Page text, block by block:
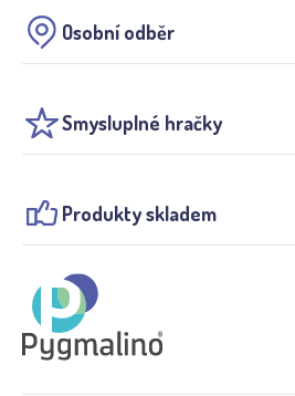
Osobní odběr
Smysluplné hračky
Produkty skladem